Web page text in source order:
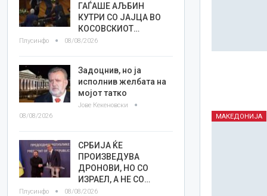
МАКЕДОНИЈА
ГАЃАШЕ АЉБИН
КУТРИ СО ЈАЈЦА ВО
КОСОВСКИОТ…
Плусинфо 08/08/2026
Задоцнив, но ја
исполнив желбата на
мојот татко
Јове Кекеновски
08/08/2026
СРБИЈА ЌЕ
ПРОИЗВЕДУВА
ДРОНОВИ, НО СО
ИЗРАЕЛ, А НЕ СО…
Плусинфо 08/08/2026